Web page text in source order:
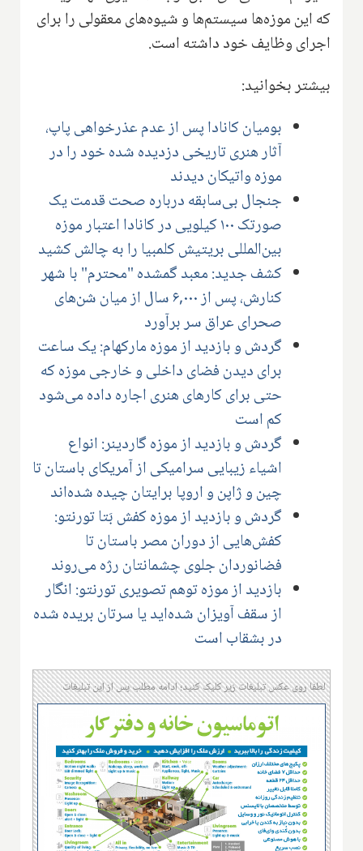
که این موزه‌ها سیستم‌ها و شیوه‌های معقولی را برای
اجرای وظایف خود داشته است.
بیشتر بخوانید:
بومیان کانادا پس از عدم عذرخواهی پاپ،
آثار هنری تاریخی دزدیده شده خود را در
موزه واتیکان دیدند
جنجال بی‌سابقه درباره صحت قدمت یک
صورتک ۱۰۰ کیلویی در کانادا اعتبار موزه
بین‌المللی بریتیش کلمبیا را به چالش کشید
کشف جدید: معبد گمشده "محترم" با شهر
کنارش، پس از ۶,۰۰۰ سال از میان شن‌های
صحرای عراق سر برآورد
گردش و بازدید از موزه مارکهام: یک ساعت
برای دیدن فضای داخلی و خارجی موزه که
حتی برای کارهای هنری اجاره داده می‌شود
کم است
گردش و بازدید از موزه گاردینر: انواع
اشیاء زیبایی سرامیکی از آمریکای باستان تا
چین و ژاپن و اروپا برایتان چیده شده‌اند
گردش و بازدید از موزه کفش بَتا تورنتو:
کفش‌هایی از دوران مصر باستان تا
فضانوردان جلوی چشمانتان رژه می‌روند
بازدید از موزه توهم تصویری تورنتو: انگار
از سقف آویزان شده‌اید یا سرتان بریده شده
در بشقاب است
لطفا روی عکس تبلیغات زیر کلیک کنید؛ ادامه مطلب پس از این تبلیغات